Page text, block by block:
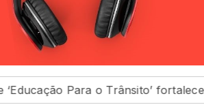
o Trânsito’ fortalecem